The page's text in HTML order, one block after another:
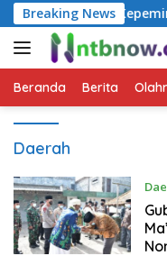
Langsung
ke
konten
Breaking News
Beranda Berita
Daerah